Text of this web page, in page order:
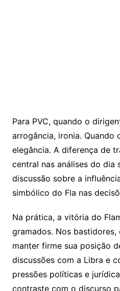
Para PVC, quando o
arrogância, ironia. Quando
elegância. A diferença de
central nas análises do dia
discussão sobre a
simbólico do Fla nas
Na prática, a vitória do
gramados. Nos bastidores,
manter firme sua posição
discussões com a Libra e
pressões políticas e
contraste com o discurso